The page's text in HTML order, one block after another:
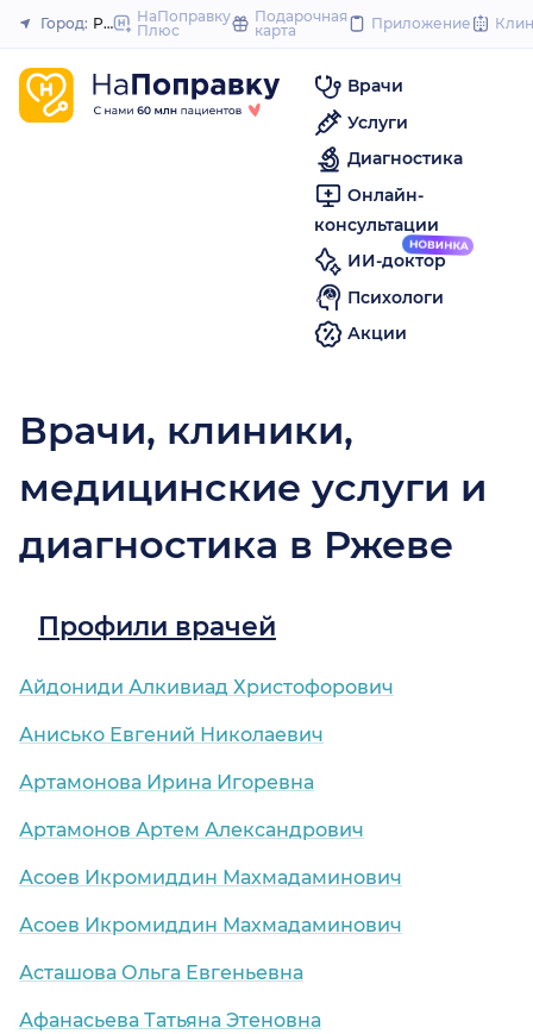
to
Закрыть
Город: Ржев НаПоправку
Плюс
Подарочная
карта
Приложение
Врачи
Услуги
Диагностика
Онлайн-
консультации
ИИ-доктор
Психологи
Акции
Врачи, клиники,
медицинские услуги и
диагностика в Ржеве
Профили врачей
Айдониди Алкивиад Христофорович
Анисько Евгений Николаевич
Артамонова Ирина Игоревна
Артамонов Артем Александрович
Асоев Икромиддин Махмадаминович
Асоев Икромиддин Махмадаминович
Асташова Ольга Евгеньевна
Афанасьева Татьяна Этеновна